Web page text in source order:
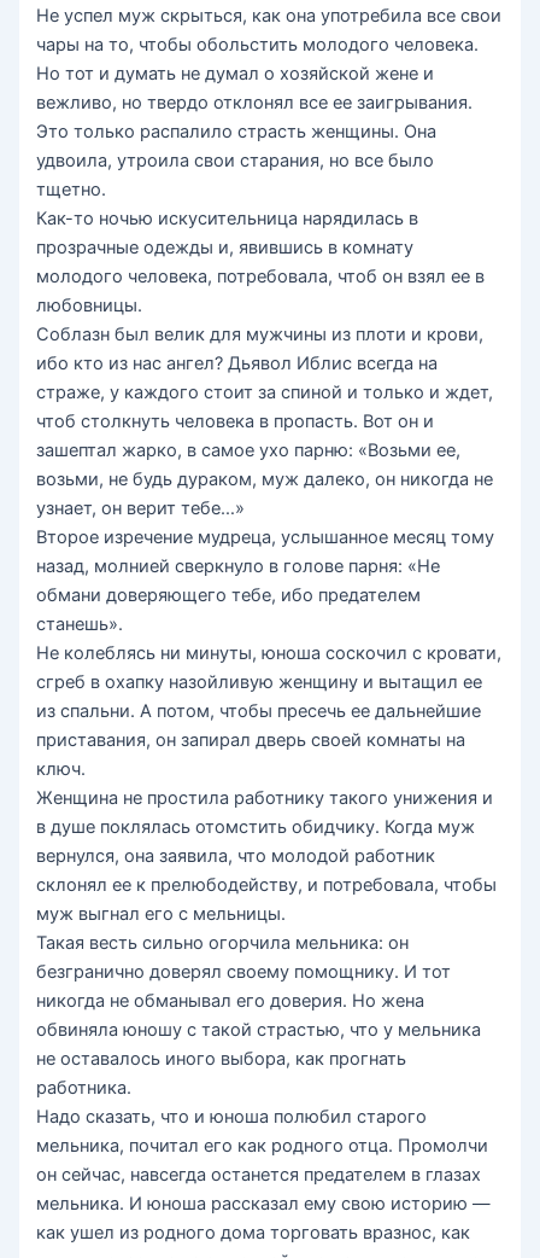
Не успел муж скрыться, как она употребила все свои
чары на то, чтобы обольстить молодого человека.
Но тот и думать не думал о хозяйской жене и
вежливо, но твердо отклонял все ее заигрывания.
Это только распалило страсть женщины. Она
удвоила, утроила свои старания, но все было
тщетно.
Как-то ночью искусительница нарядилась в
прозрачные одежды и, явившись в комнату
молодого человека, потребовала, чтоб он взял ее в
любовницы.
Соблазн был велик для мужчины из плоти и крови,
ибо кто из нас ангел? Дьявол Иблис всегда на
страже, у каждого стоит за спиной и только и ждет,
чтоб столкнуть человека в пропасть. Вот он и
зашептал жарко, в самое ухо парню: «Возьми ее,
возьми, не будь дураком, муж далеко, он никогда не
узнает, он верит тебе…»
Второе изречение мудреца, услышанное месяц тому
назад, молнией сверкнуло в голове парня: «Не
обмани доверяющего тебе, ибо предателем
станешь».
Не колеблясь ни минуты, юноша соскочил с кровати,
сгреб в охапку назойливую женщину и вытащил ее
из спальни. А потом, чтобы пресечь ее дальнейшие
приставания, он запирал дверь своей комнаты на
ключ.
Женщина не простила работнику такого унижения и
в душе поклялась отомстить обидчику. Когда муж
вернулся, она заявила, что молодой работник
склонял ее к прелюбодейству, и потребовала, чтобы
муж выгнал его с мельницы.
Такая весть сильно огорчила мельника: он
безгранично доверял своему помощнику. И тот
никогда не обманывал его доверия. Но жена
обвиняла юношу с такой страстью, что у мельника
не оставалось иного выбора, как прогнать
работника.
Надо сказать, что и юноша полюбил старого
мельника, почитал его как родного отца. Промолчи
он сейчас, навсегда останется предателем в глазах
мельника. И юноша рассказал ему свою историю —
как ушел из родного дома торговать вразнос, как